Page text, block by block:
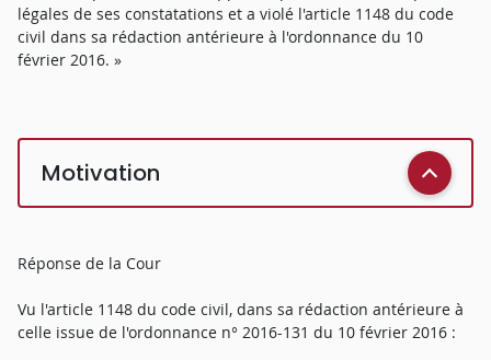
légales de ses constatations et a violé l'article 1148 du code
civil dans sa rédaction antérieure à l'ordonnance du 10
février 2016. »
Motivation
Réponse de la Cour
Vu l'article 1148 du code civil, dans sa rédaction antérieure à
celle issue de l'ordonnance n° 2016-131 du 10 février 2016 :